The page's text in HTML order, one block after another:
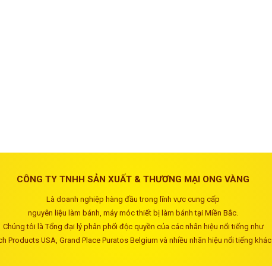
CÔNG TY TNHH SẢN XUẤT & THƯƠNG MẠI ONG VÀNG
Là doanh nghiệp hàng đầu trong lĩnh vực cung cấp
nguyên liệu làm bánh, máy móc thiết bị làm bánh tại Miền Bắc.
Chúng tôi là Tổng đại lý phân phối độc quyền của các nhãn hiệu nổi tiếng như
Products USA, Grand Place Puratos Belgium và nhiều nhãn hiệu nổi tiếng khác.